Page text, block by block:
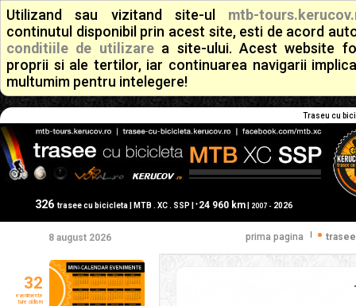
Utilizand sau vizitand site-ul mtb-
continutul disponibil prin acest site, esti de acord
conditiile de utilizarea site-ului. Acest website
proprii si ale tertilor, iar continuarea navigarii
multumim pentru intelegere!
Traseu cu
326 trasee cu bicicleta | MTB . XC . SSP | + 24 960 km| 2007 - 2026
8 august 2026 prima pagina
32
evenimente
ture ciclism